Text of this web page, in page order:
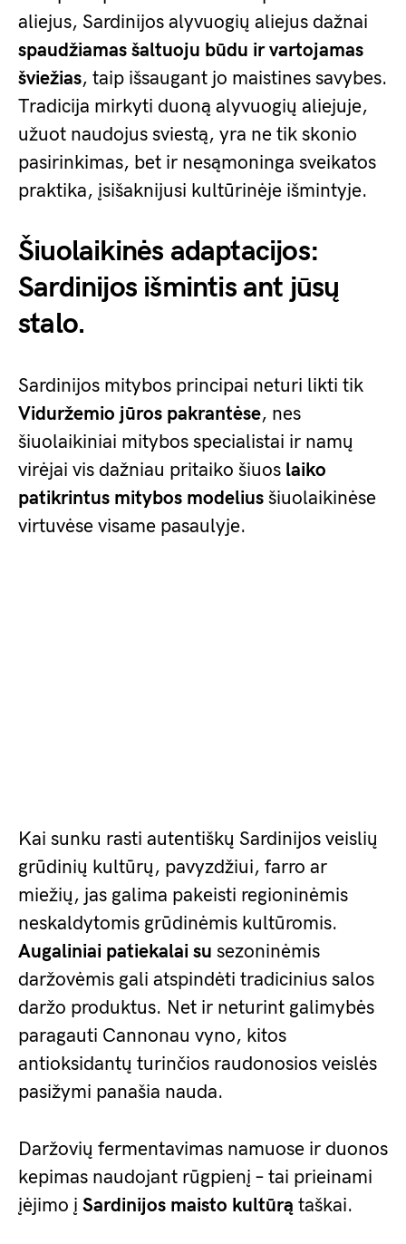
aliejus, Sardinijos alyvuogių aliejus dažnai
spaudžiamas šaltuoju būdu ir vartojamas
šviežias, taip išsaugant jo maistines savybes.
Tradicija mirkyti duoną alyvuogių aliejuje,
užuot naudojus sviestą, yra ne tik skonio
pasirinkimas, bet ir nesąmoninga sveikatos
praktika, įsišaknijusi kultūrinėje išmintyje.
Šiuolaikinės adaptacijos:
Sardinijos išmintis ant jūsų
stalo.
Sardinijos mitybos principai neturi likti tik
Viduržemio jūros pakrantėse, nes
šiuolaikiniai mitybos specialistai ir namų
virėjai vis dažniau pritaiko šiuos laiko
patikrintus mitybos modelius šiuolaikinėse
virtuvėse visame pasaulyje.
Kai sunku rasti autentiškų Sardinijos veislių
grūdinių kultūrų, pavyzdžiui, farro ar
miežių, jas galima pakeisti regioninėmis
neskaldytomis grūdinėmis kultūromis.
Augaliniai patiekalai su sezoninėmis
daržovėmis gali atspindėti tradicinius salos
daržo produktus. Net ir neturint galimybės
paragauti Cannonau vyno, kitos
antioksidantų turinčios raudonosios veislės
pasižymi panašia nauda.
Daržovių fermentavimas namuose ir duonos
kepimas naudojant rūgpienį – tai prieinami
įėjimo į Sardinijos maisto kultūrą taškai.